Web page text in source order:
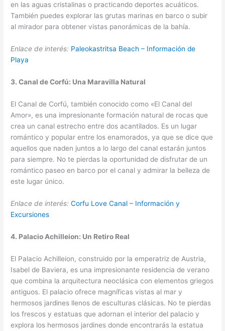
en las aguas cristalinas o practicando deportes acuáticos.
También puedes explorar las grutas marinas en barco o subir
al mirador para obtener vistas panorámicas de la bahía.
Enlace de interés: Paleokastritsa Beach – Información de
Playa
3. Canal de Corfú: Una Maravilla Natural
El Canal de Corfú, también conocido como «El Canal del
Amor», es una impresionante formación natural de rocas que
crea un canal estrecho entre dos acantilados. Es un lugar
romántico y popular entre los enamorados, ya que se dice que
aquellos que naden juntos a lo largo del canal estarán juntos
para siempre. No te pierdas la oportunidad de disfrutar de un
romántico paseo en barco por el canal y admirar la belleza de
este lugar único.
Enlace de interés: Corfu Love Canal – Información y
Excursiones
4. Palacio Achilleion: Un Retiro Real
El Palacio Achilleion, construido por la emperatriz de Austria,
Isabel de Baviera, es una impresionante residencia de verano
que combina la arquitectura neoclásica con elementos griegos
antiguos. El palacio ofrece magníficas vistas al mar y
hermosos jardines llenos de esculturas clásicas. No te pierdas
los frescos y estatuas que adornan el interior del palacio y
explora los hermosos jardines donde encontrarás la estatua